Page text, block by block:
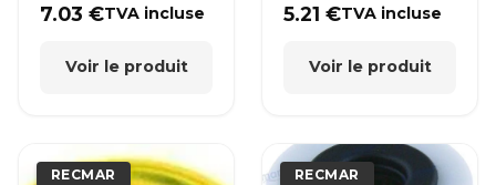
7.03€TVA incluse
Voir le produit
5.21€TVA incluse
Voir le produit
RECMAR RECMAR